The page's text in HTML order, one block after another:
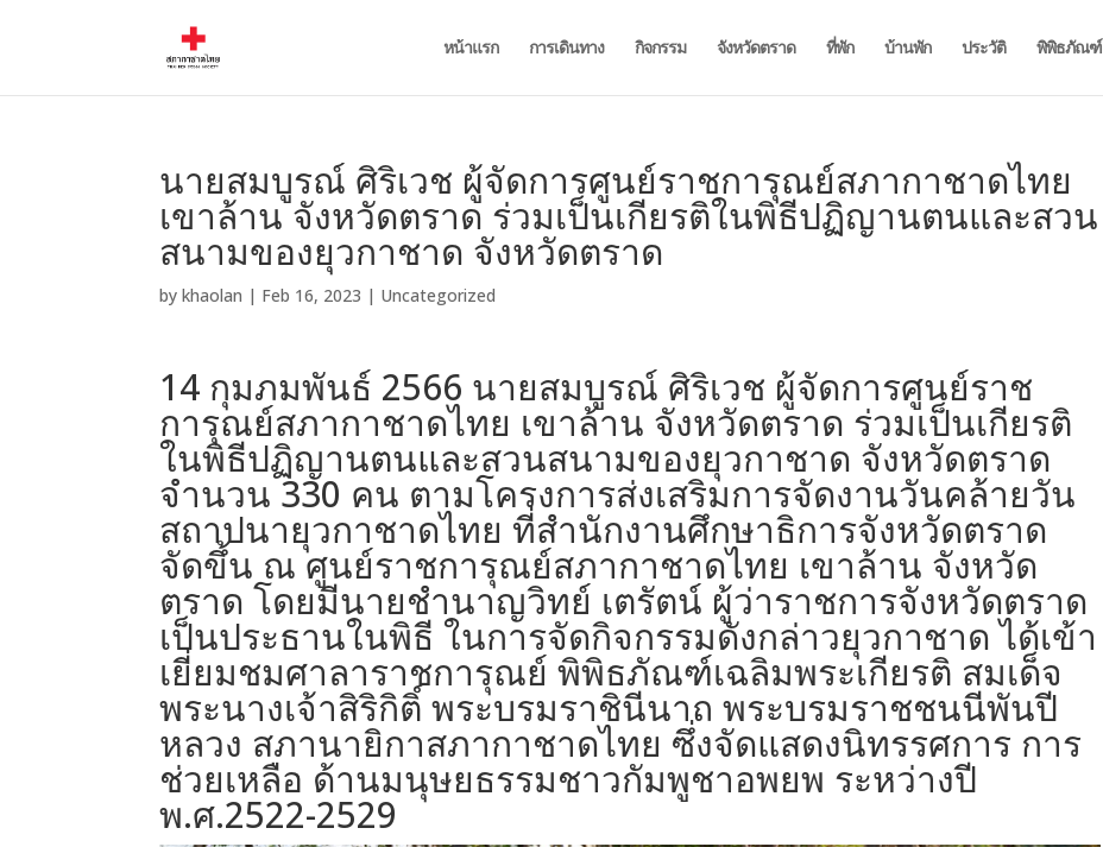
หน้าแรก การเดินทาง กิจกรรม จังหวัดตราด ที่พัก บ้านพัก ประวัติ พิพิธภัณฑ์
นายสมบูรณ์ ศิริเวช ผู้จัดการศูนย์ราชการุณย์สภากาชาดไทย
เขาล้าน จังหวัดตราด ร่วมเป็นเกียรติในพิธีปฏิญานตนและสวน
สนามของยุวกาชาด จังหวัดตราด
bykhaolan | Feb 16, 2023 | Uncategorized
14 กุมภมพันธ์ 2566 นายสมบูรณ์ ศิริเวช ผู้จัดการศูนย์ราช
การุณย์สภากาชาดไทย เขาล้าน จังหวัดตราด ร่วมเป็นเกียรติ
ในพิธีปฏิญานตนและสวนสนามของยุวกาชาด จังหวัดตราด
จำนวน 330 คน ตามโครงการส่งเสริมการจัดงานวันคล้ายวัน
สถาปนายุวกาชาดไทย ที่สำนักงานศึกษาธิการจังหวัดตราด
จัดขึ้น ณ ศูนย์ราชการุณย์สภากาชาดไทย เขาล้าน จังหวัด
ตราด โดยมีนายชำนาญวิทย์ เตรัตน์ ผู้ว่าราชการจังหวัดตราด
เป็นประธานในพิธี ในการจัดกิจกรรมดังกล่าวยุวกาชาด ได้เข้า
เยี่ยมชมศาลาราชการุณย์ พิพิธภัณฑ์เฉลิมพระเกียรติ สมเด็จ
พระนางเจ้าสิริกิติ์ พระบรมราชินีนาถ พระบรมราชชนนีพันปี
หลวง สภานายิกาสภากาชาดไทย ซึ่งจัดแสดงนิทรรศการ การ
ช่วยเหลือ ด้านมนุษยธรรมชาวกัมพูชาอพยพ ระหว่างปี
พ.ศ.2522-2529